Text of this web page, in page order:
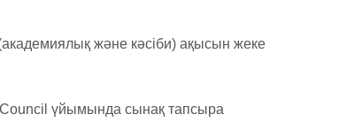
және кәсіби) ақысын жеке
үйымында сынақ тапсыра